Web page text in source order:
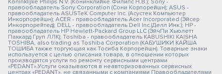
Koninklijke Philips N.V. (Конинклийке Филипс Н.В.); Sony -
правообладатель Sony Corporation (Сони Корпорейшн); ASUS -
правообладатель ASUSTeK Computer Inc. (Асустек Компьютер
Инкорпорейшн); ACER - правообладатель Acer Incorporated (Эйсер
Инкорпорейтед); DELL - правообладатель Dell Inc.(Делл Инк.); HP -
правообладатель HP Hewlett-Packard Group LLC (ЭйчПи Хьюлетт
Паккард Груп ЛЛК); Toshiba - правообладатель KABUSHIKI KAISHA
TOSHIBA, also trading as Toshiba Corporation (КАБУШИКИ КАЙША
ТОШИБА также торгующая как Тосиба Корпорейшн). Товарные знаки
используется с целью описания товара, в отношении которых
производятся услуги по ремонту сервисными центрами
«PEDANT».Услуги оказываются в неавторизованных сервисных
центрах «PEDANT», не связанными с компаниями Правообладателями